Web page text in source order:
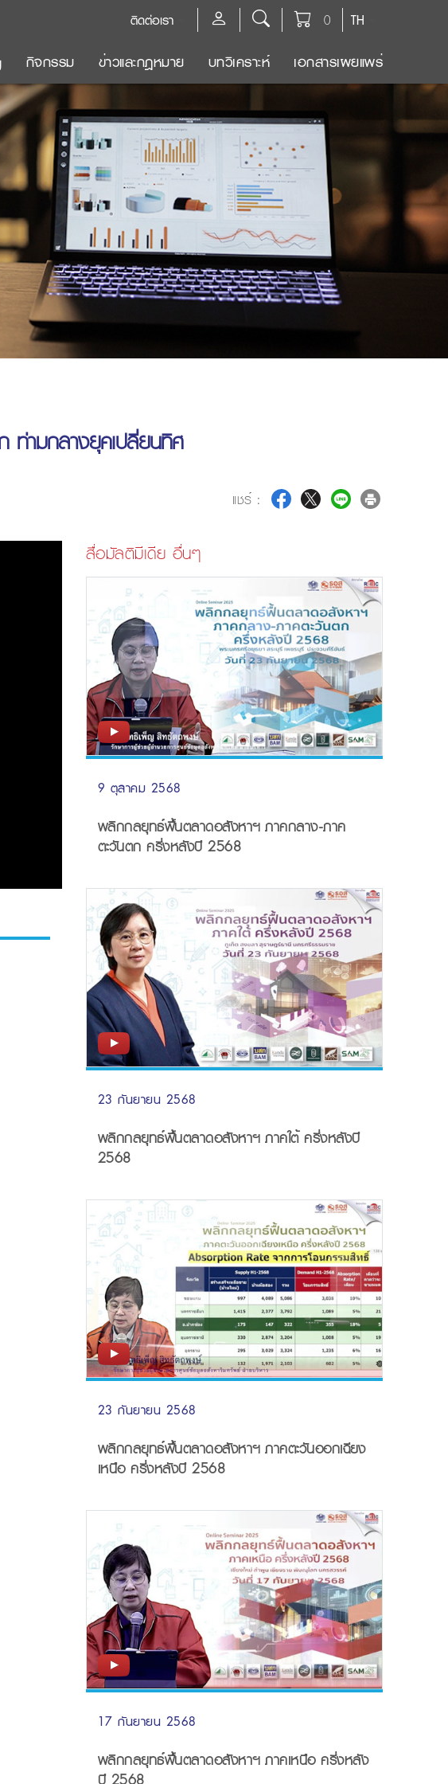
TH
0
ติดต่อเรา
กิจกรรม ข่าวและกฎหมาย บทวิเคราะห์ เอกสารเผยแพร่
ท่ามกลางยุคเปลี่ยนทิศ
แชร์ :
สื่อมัลติมีเดีย อื่นๆ
9 ตุลาคม 2568
พลิกกลยุทธ์ฟื้นตลาดอสังหาฯ ภาคกลาง-ภาค
ตะวันตก ครึ่งหลังปี 2568
23 กันยายน 2568
พลิกกลยุทธ์ฟื้นตลาดอสังหาฯ ภาคใต้ ครึ่งหลังปี
2568
23 กันยายน 2568
พลิกกลยุทธ์ฟื้นตลาดอสังหาฯ ภาคตะวันออกเฉียง
เหนือ ครึ่งหลังปี 2568
17 กันยายน 2568
พลิกกลยุทธ์ฟื้นตลาดอสังหาฯ ภาคเหนือ ครึ่งหลัง